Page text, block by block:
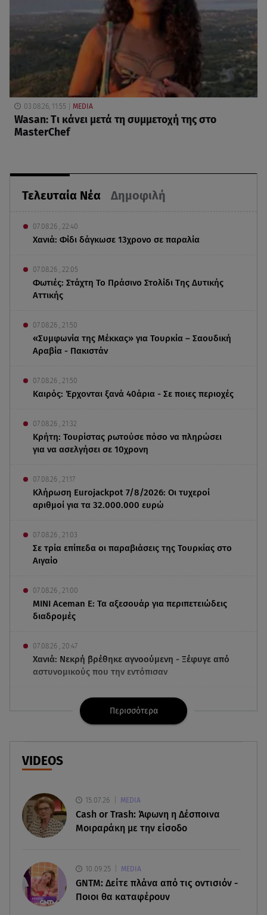
Τελευταία Νέα Δημοφιλή
07.08.26 , 22:40
Χανιά: Φίδι δάγκωσε 13χρονο σε παραλία
07.08.26 , 22:05
Φωτιές: Στάχτη Το Πράσινο Στολίδι Της Δυτικής
Αττικής
07.08.26 , 21:50
«Συμφωνία της Μέκκας» για Τουρκία – Σαουδική
Αραβία - Πακιστάν
07.08.26 , 21:50
Καιρός: Έρχονται ξανά 40άρια - Σε ποιες περιοχές
07.08.26 , 21:32
Κρήτη: Τουρίστας ρωτούσε πόσο να πληρώσει
για να ασελγήσει σε 10χρονη
07.08.26 , 21:17
Κλήρωση Eurojackpot 7/8/2026: Οι τυχεροί
αριθμοί για τα 32.000.000 ευρώ
07.08.26 , 21:03
Σε τρία επίπεδα οι παραβιάσεις της Τουρκίας στο
Αιγαίο
07.08.26 , 21:00
MINI Aceman E: Τα αξεσουάρ για περιπετειώδεις
διαδρομές
07.08.26 , 20:47
Χανιά: Νεκρή βρέθηκε αγνοούμενη - Ξέφυγε από
αστυνομικούς που την εντόπισαν
Μυστράς: Κρίσιμος για το κατηγορητήριο ο
χρόνος θανάτου του 90χρονου
07.08.26 , 20:13
Κυψέλη: Tι βρέθηκε στο διαμέρισμα της
07.08.26 , 19:15
Συντάξεις Σεπτεμβρίου: Πότε θα μπουν τα
χρήματα στους λογαριασμούς
07.08.26 , 18:45
Φωτιά στο Στεφάνι Κορίνθου: Μήνυμα από το 112
- Σηκώθηκαν εναέρια μέσα
Περισσότερα
VIDEOS
15.07.26 MEDIA
Cash or Trash: Άφωνη η Δέσποινα
Μοιραράκη με την είσοδο
10.09.25 MEDIA
GNTM: Δείτε πλάνα από τις οντισιόν -
Ποιοι θα καταφέρουν
03.08.26, 11:55 MEDIA
Wasan: Tι κάνει μετά τη συμμετοχή της στο
MasterChef